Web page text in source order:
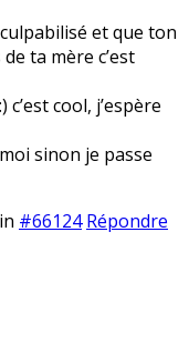
et que ton
ta mère c’est
cool, j’espère
sinon je passe
#66124 Répondre